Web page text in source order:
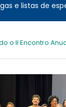
e listas de
o II Encontro